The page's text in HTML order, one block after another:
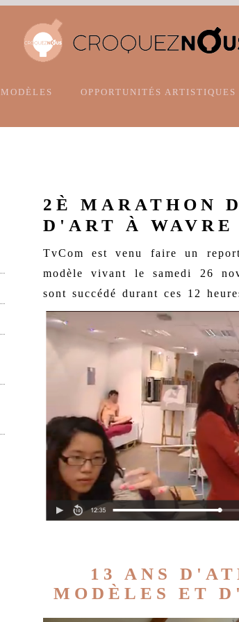
MODÈLES OPPORTUNITÉS ARTISTIQUES
2È MARATHON
D'ART À WAVRE
TvCom est venu faire un
modèle vivant le samedi 26
sont succédé durant ces 12
13 ANS
MODÈLES ET